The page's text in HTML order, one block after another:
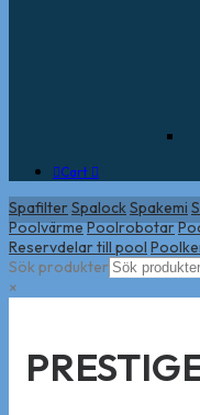
Cart
SpafilterSpalockSpakemi
PoolvärmePoolrobotar
Reservdelar till pool
Sök produkter
×